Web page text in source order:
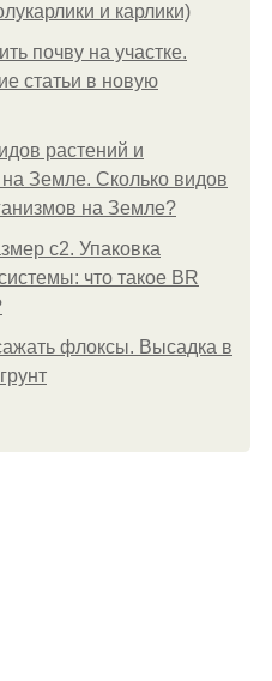
и карлики)
почву на участке.
статьи в новую
растений и
Земле. Сколько видов
на Земле?
с2. Упаковка
что такое BR
флоксы. Высадка в